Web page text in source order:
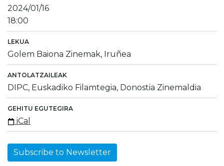
2024/01/16
18:00
LEKUA
Golem Baiona Zinemak, Iruñea
ANTOLATZAILEAK
DIPC, Euskadiko Filamtegia, Donostia Zinemaldia
GEHITU EGUTEGIRA
iCal
Subscribe to Newsletter